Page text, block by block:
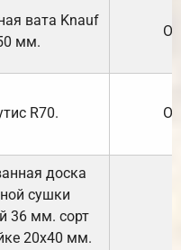
вата Knauf
мм.
R70.
доска
сушки
36 мм. сорт
20х40 мм.